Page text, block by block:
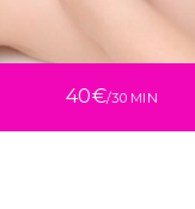
40€/30 MIN